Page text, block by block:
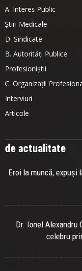
A. Interes Public
Știri Medicale
D. Sindicate
B. Autorități Publice
Profesioniștii
C. Organizații
Interviuri
Articole
de actualitate
Eroi la muncă,
Dr. Ionel Alexandru
celebru